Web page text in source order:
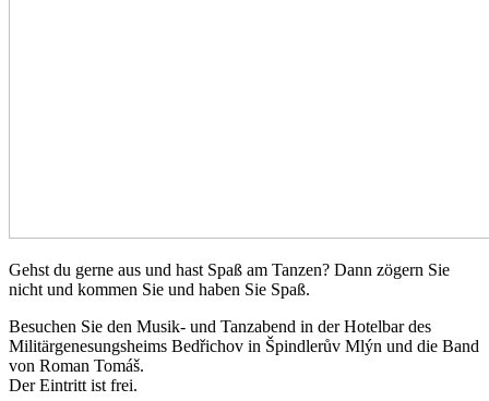
Gehst du gerne aus und hast Spaß am Tanzen? Dann zögern Sie
nicht und kommen Sie und haben Sie Spaß.
Besuchen Sie den Musik- und Tanzabend in der Hotelbar des
Militärgenesungsheims Bedřichov in Špindlerův Mlýn und die Band
von Roman Tomáš.
Der Eintritt ist frei.